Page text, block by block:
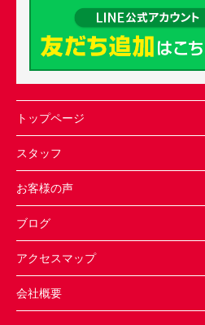
トップページ
スタッフ
お客様の声
ブログ
アクセスマップ
会社概要